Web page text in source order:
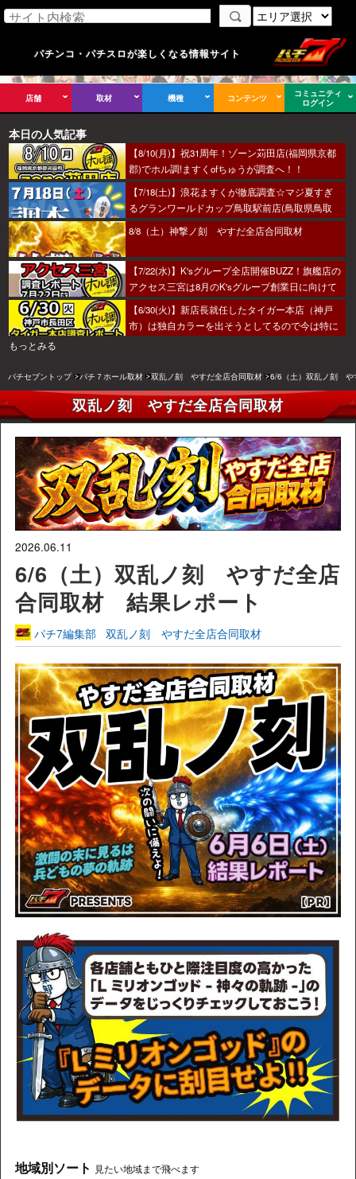
パチンコ・パチスロが楽しくなる情報サイト
店舗 取材 機種 コンテンツ
コミュニティ
ログイン
本日の人気記事
【8/10(月)】祝31周年！ゾーン苅田店(福岡県京都
郡)でホル調!ますくofちゅうが調査へ！！
【7/18(土)】浪花ますくが徹底調査☆マジ夏すぎ
るグランワールドカップ鳥取駅前店(鳥取県鳥取
市)の調査結果☆
8/8（土）神撃ノ刻 やすだ全店合同取材
【7/22(水)】K'sグループ全店開催BUZZ！旗艦店の
アクセス三宮は8月のK'sグループ創業日に向けて
着々とミッション進行中～！
【6/30(火)】新店長就任したタイガー本店（神戸
市）は独自カラーを出そうとしてるので今は特に
もっとみる
パチセブントップ パチ７ホール取材 双乱ノ刻 やすだ全店合同取材 6/6（土）双乱ノ刻 や
双乱ノ刻 やすだ全店合同取材
2026.06.11
6/6（土）双乱ノ刻 やすだ全店
合同取材 結果レポート
パチ7編集部 双乱ノ刻 やすだ全店合同取材
地域別ソート 見たい地域まで飛べます